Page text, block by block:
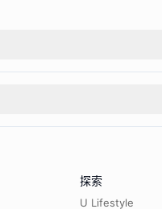
探索
U Lifestyle